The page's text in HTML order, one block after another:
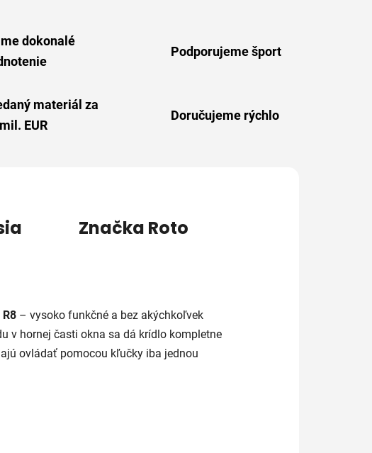
dokonalé
Podporujeme šport
materiál za
EUR
Doručujeme rýchlo
Značka Roto
R8 – vysoko funkčné a bez akýchkoľvek
v hornej časti okna sa dá krídlo kompletne
ovládať pomocou kľučky iba jednou